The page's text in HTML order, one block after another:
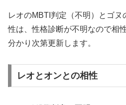
レオのMBTI判定（不明）とゴ
性は、性格診断が不明なので相
分かり次第更新します。
レオとオンとの相性